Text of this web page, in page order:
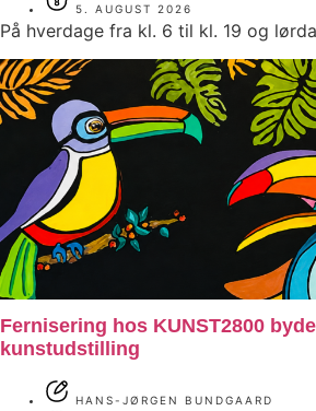
5. AUGUST 2026
På hverdage fra kl. 6 til kl. 19 og
Fernisering hos KUNST2800
kunstudstilling
HANS-JØRGEN BUNDGAARD